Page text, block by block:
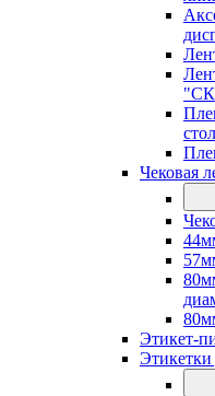
Чековая
Этикет-
Этикетки